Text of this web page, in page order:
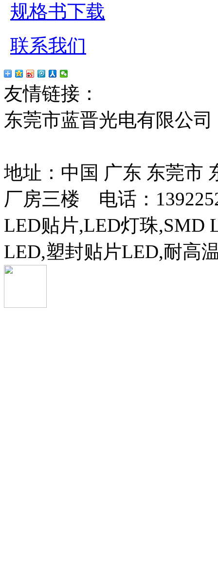
规格书下载
联系我们
友情链接：
东莞市蓝晋光电有限公
地址：中国 广东 东莞市
厂房三楼 电话：
LED贴片,LED灯珠,SMD
LED,塑封贴片LED,耐